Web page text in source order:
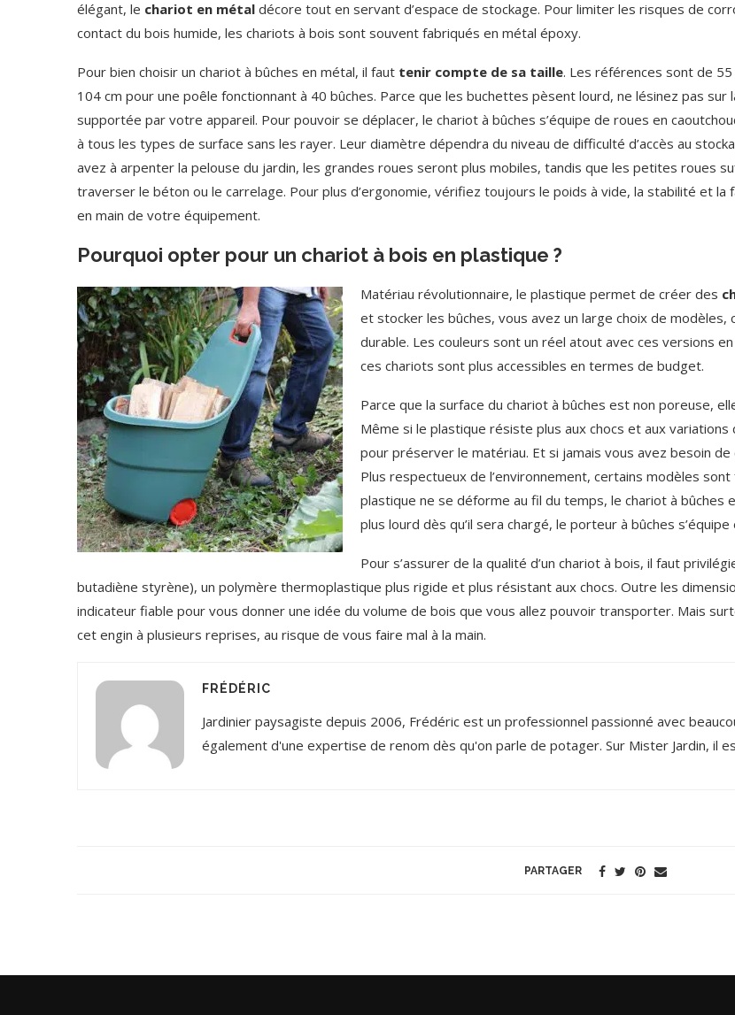
élégant, le chariot en métal décore tout en servant d’espace de stockage. Pour limiter les risques de
contact du bois humide, les chariots à bois sont souvent fabriqués en métal époxy.
Pour bien choisir un chariot à bûches en métal, il faut tenir compte de sa taille. Les références sont de
104 cm pour une poêle fonctionnant à 40 bûches. Parce que les buchettes pèsent lourd, ne lésinez pas sur
supportée par votre appareil. Pour pouvoir se déplacer, le chariot à bûches s’équipe de roues en
à tous les types de surface sans les rayer. Leur diamètre dépendra du niveau de difficulté d’accès au
avez à arpenter la pelouse du jardin, les grandes roues seront plus mobiles, tandis que les petites roues
traverser le béton ou le carrelage. Pour plus d’ergonomie, vérifiez toujours le poids à vide, la stabilité et la
en main de votre équipement.
Pourquoi opter pour un chariot à bois en plastique ?
Matériau révolutionnaire, le plastique permet de créer des
et stocker les bûches, vous avez un large choix de
durable. Les couleurs sont un réel atout avec ces versions
ces chariots sont plus accessibles en termes de budget.
Parce que la surface du chariot à bûches est non poreuse,
Même si le plastique résiste plus aux chocs et aux
pour préserver le matériau. Et si jamais vous avez besoin
Plus respectueux de l’environnement, certains modèles
plastique ne se déforme au fil du temps, le chariot à bûches
plus lourd dès qu’il sera chargé, le porteur à bûches
Pour s’assurer de la qualité d’un chariot à bois, il faut
butadiène styrène), un polymère thermoplastique plus rigide et plus résistant aux chocs. Outre les
indicateur fiable pour vous donner une idée du volume de bois que vous allez pouvoir transporter. Mais
cet engin à plusieurs reprises, au risque de vous faire mal à la main.
FRÉDÉRIC
Jardinier paysagiste depuis 2006, Frédéric est un professionnel passionné avec
également d'une expertise de renom dès qu'on parle de potager. Sur Mister Jardin, il
PARTAGER